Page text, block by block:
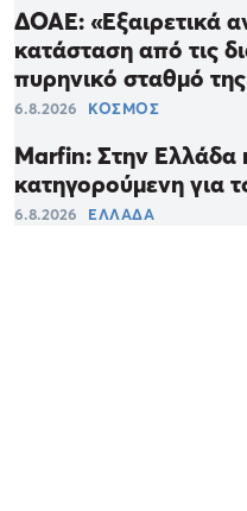
ΔΟΑΕ: «Εξαιρετικά
κατάσταση από τις
πυρηνικό σταθμό
6.8.2026 ΚΟΣΜΟΣ
Marfin: Στην Ελλάδα
κατηγορούμενη για
6.8.2026 ΕΛΛΑΔΑ